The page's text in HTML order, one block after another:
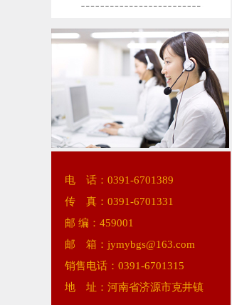
电 话：0391-6701389
传 真：0391-6701331
邮 编：459001
邮 箱：jymybgs@163.com
销售电话：0391-6701315
地 址：河南省济源市克井镇